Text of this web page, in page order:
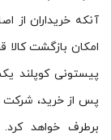
آنکه خریداران از
پیستونی کوپلند
پس از خرید، شرکت
برطرف خواهد